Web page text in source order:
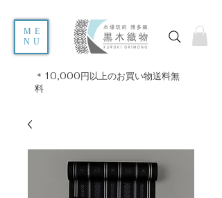
ME
NU
＊10,000円以上のお買い物送料無
料